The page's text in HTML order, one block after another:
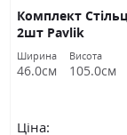
Комплект
2шт Pavlik
Ширина
46.0см
Висота
105.0см
Ціна: